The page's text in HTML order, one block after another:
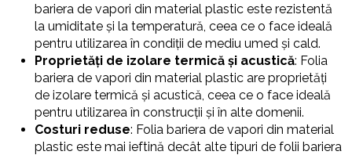
bariera de vapori din material plastic este rezistentă
la umiditate și la temperatură, ceea ce o face ideală
pentru utilizarea în condiții de mediu umed și cald.
Proprietăți de izolare termică și acustică: Folia
bariera de vapori din material plastic are proprietăți
de izolare termică și acustică, ceea ce o face ideală
pentru utilizarea în construcții și în alte domenii.
Costuri reduse: Folia bariera de vapori din material
plastic este mai ieftină decât alte tipuri de folii bariera